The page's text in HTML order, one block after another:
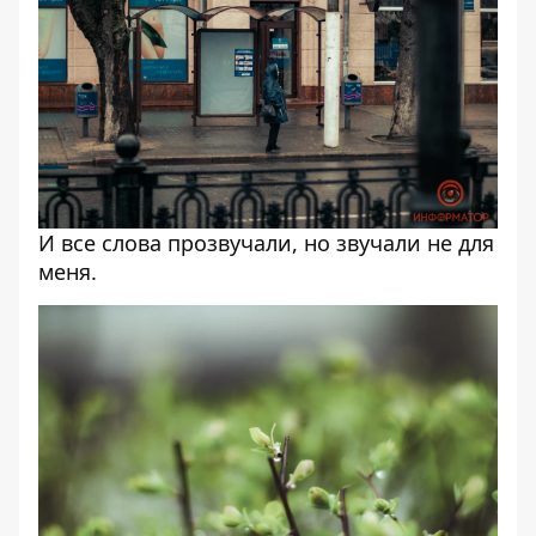
И все слова прозвучали, но звучали не для
меня.